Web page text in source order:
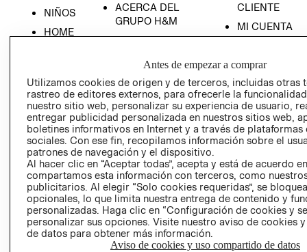
NIÑOS
HOME
ACERCA DEL
GRUPO H&M
RESPONSABILIDAD
RELACIÓN CON
INVERSIONISTAS
POLÍTICA
EMPRESARIAL
CLIENTE
MI CUENTA
- RETIRO EN
TIENDA
TÉRMINOS Y
CONDICIONES
AVISO DE
PRIVACIDAD
GIFT CARD
AVISO DE
COOKIES
Antes de empezar a comprar
Utilizamos cookies de origen y de terceros, incluidas otras
rastreo de editores externos, para ofrecerle la
nuestro sitio web, personalizar su experiencia de usuario,
entregar publicidad personalizada en nuestros sitios web,
boletines informativos en Internet y a través de plataformas
sociales. Con ese fin, recopilamos información sobre el
patrones de navegación y el dispositivo.
Al hacer clic en “Aceptar todas”, acepta y está de acuerdo
compartamos esta información con terceros, como
publicitarios. Al elegir “Solo cookies requeridas”, se
opcionales, lo que limita nuestra entrega de contenido y
personalizadas. Haga clic en “Configuración de cookies y
personalizar sus opciones. Visite nuestro aviso de cookies
de datos para obtener más información.
Aviso de cookies y uso compartido de datos